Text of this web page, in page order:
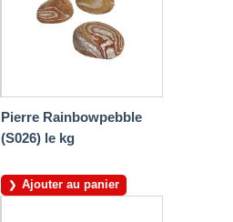
Pierre Rainbowpebble
(S026) le kg
Ajouter au panier